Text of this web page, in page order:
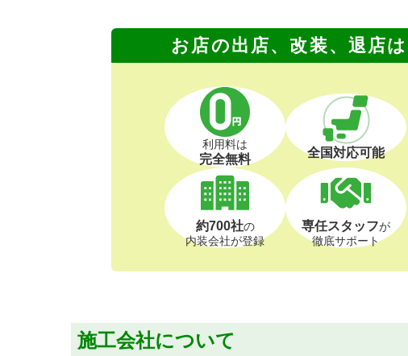
お店の出店、改装、退店は
利用料は
完全無料 全国対応可能
約700社の
内装会社が登録
専任スタッフが
徹底サポート
施工会社について